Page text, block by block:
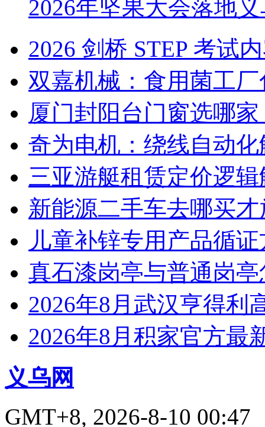
2026年坚果大会落地
2026 剑桥 STEP 考试
双嘉机械：食用菌工
厦门封阳台门窗选哪
奇为电机：绕线自动
三亚游艇租赁定价逻
新能源二手车去哪买
儿童补锌专用产品循
真石漆岗亭与普通岗
2026年8月武汉亨得利
2026年8月积家官方最
义乌网
GMT+8, 2026-8-10 00:47